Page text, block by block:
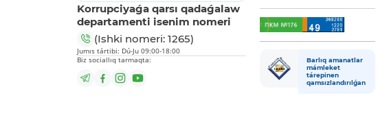
Korrupciyaǵa qarsı qadaǵalaw
departamenti isenim nomeri
(Ishki nomeri: 1265)
Jumıs tártibi: Dú-Ju 09:00-18:00
Biz sociallıq tarmaqta:
Barlıq amanatlar
mámleket
tárepinen
qamsızlandırılǵan